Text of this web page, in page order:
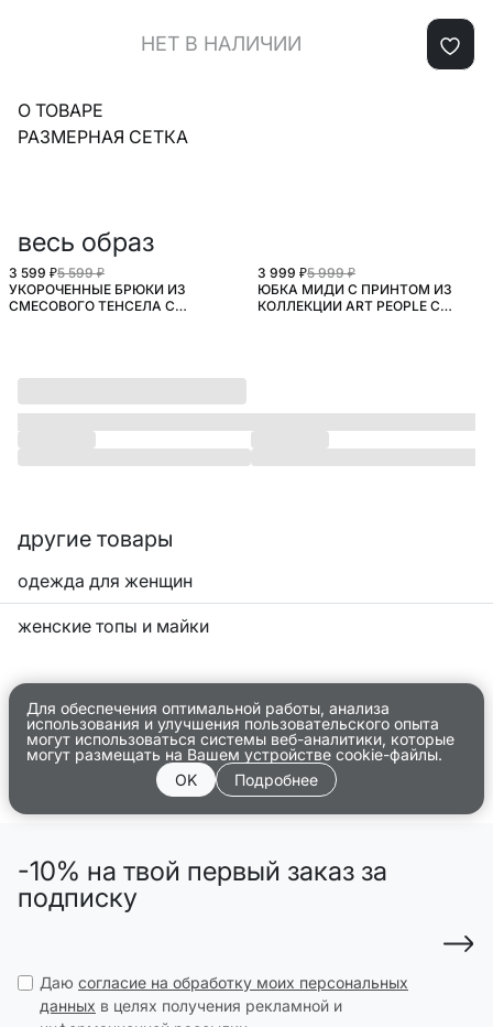
НЕТ В НАЛИЧИИ
О ТОВАРЕ
РАЗМЕРНАЯ СЕТКА
весь образ
SELA.PREMIUM
3 599 ₽5 599 ₽
УКОРОЧЕННЫЕ БРЮКИ ИЗ
СМЕСОВОГО ТЕНСЕЛА С
SELA.PREMIUM
3 999 ₽5 999 ₽
ЮБКА МИДИ C ПРИНТОМ ИЗ
КОЛЛЕКЦИИ ART PEOPLE С
другие товары
одежда для женщин
женские топы и майки
Для обеспечения оптимальной работы, анализа
использования и улучшения пользовательского опыта
могут использоваться системы веб-аналитики, которые
могут размещать на Вашем устройстве cookie-файлы.
OK
Подробнее
-10% на твой первый заказ за
подписку
Даю согласие на обработку моих персональных
данных в целях получения рекламной и